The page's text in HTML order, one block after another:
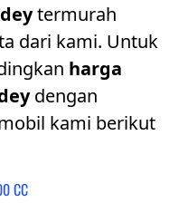
termurah
dari kami. Untuk
harga
dengan
kami berikut
CC